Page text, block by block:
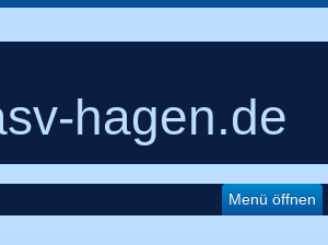
hagen.de
Menü öffnen